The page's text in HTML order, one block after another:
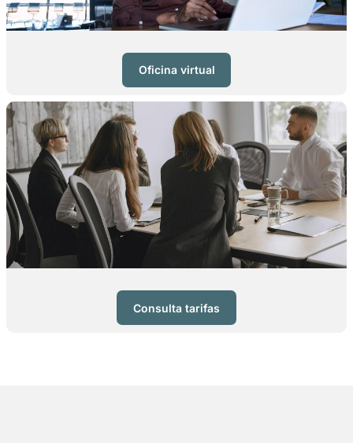
Oficina virtual
Consulta tarifas